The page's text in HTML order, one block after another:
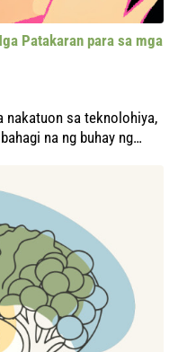
Patakaran para sa mga
nakatuon sa teknolohiya,
na ng buhay ng